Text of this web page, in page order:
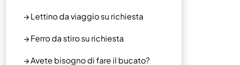
→ Lettino da viaggio su richiesta
→ Ferro da stiro su richiesta
→ Avete bisogno di fare il bucato?